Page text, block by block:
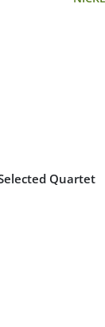
Selected Quartet